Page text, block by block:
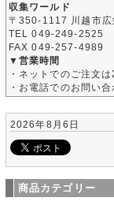
収集ワールド
〒350-1117 川越市
TEL 049-249-2525
FAX 049-257-4989
▼営業時間
・ネットでのご注文
・お電話でのお問い
2026年8月6日
商品カテゴリー